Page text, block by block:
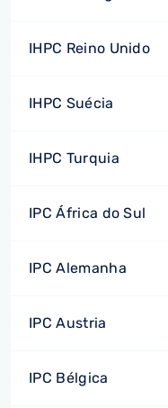
IHPC Reino Unido
IHPC Suécia
IHPC Turquia
IPC África do Sul
IPC Alemanha
IPC Austria
IPC Bélgica